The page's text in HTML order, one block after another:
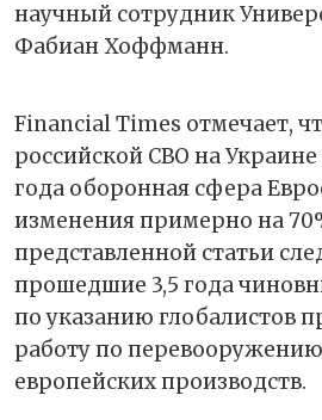
научный сотрудник
Фабиан Хоффманн.
Financial Times отмечает,
российской СВО на
года оборонная сфера
изменения примерно на
представленной статьи
прошедшие 3,5 года
по указанию глобалистов
работу по
европейских производств.